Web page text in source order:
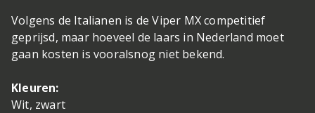
Volgens de Italianen is de Viper MX competitief
geprijsd, maar hoeveel de laars in Nederland moet
gaan kosten is vooralsnog niet bekend.
Kleuren:
Wit, zwart